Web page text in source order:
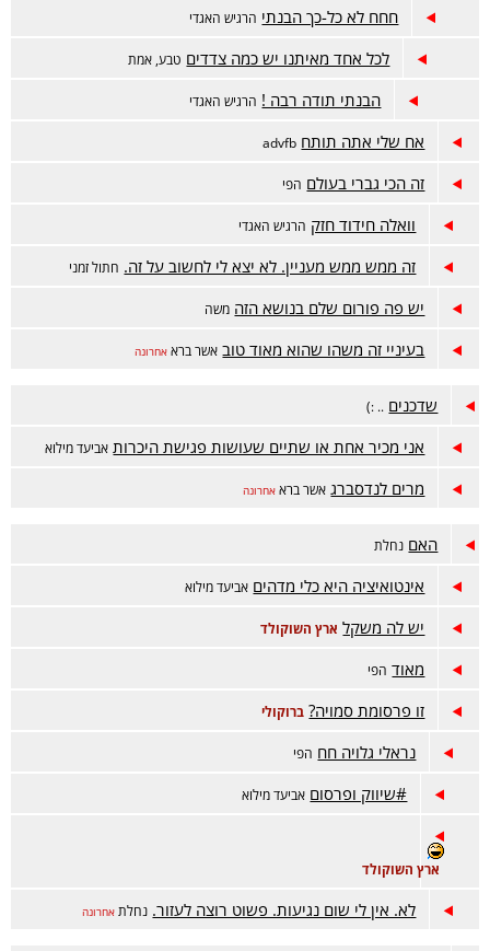
חחח לא כל-כך הבנתי הרגיש האגדי
לכל אחד מאיתנו יש כמה צדדים טבע, אמת
הבנתי תודה רבה ! הרגיש האגדי
אח שלי אתה תותח advfb
זה הכי גברי בעולם הפי
וואלה חידוד חזק הרגיש האגדי
זה ממש ממש מעניין. לא יצא לי לחשוב על זה. חתול זמני
יש פה פורום שלם בנושא הזה משה
בעיניי זה משהו שהוא מאוד טוב אשר ברא אחרונה
שדכנים .. :)
אני מכיר אחת או שתיים שעושות פגישת היכרות אביעד מילוא
מרים לנדסברג אשר ברא אחרונה
האם נחלת
אינטואיציה היא כלי מדהים אביעד מילוא
יש לה משקל ארץ השוקולד
מאוד הפי
זו פרסומת סמויה? ברוקולי
נראלי גלויה חח הפי
#שיווק ופרסום אביעד מילוא
ארץ השוקולד
לא. אין לי שום נגיעות. פשוט רוצה לעזור. נחלת אחרונה